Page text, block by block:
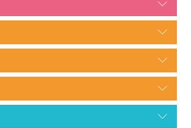
を調べる
国際・グローバルに強い大学特
集